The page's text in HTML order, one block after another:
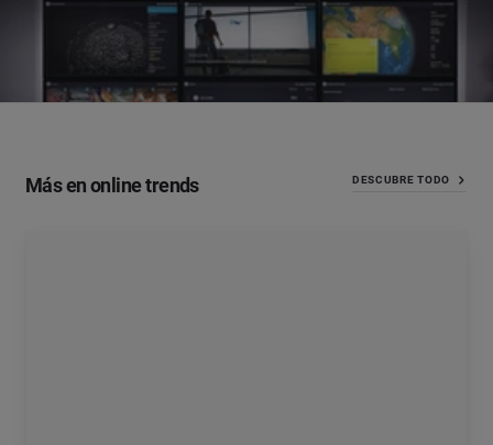
Más en online trends DESCUBRE TODO